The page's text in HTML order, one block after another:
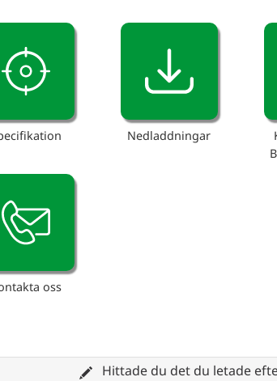
Nedladdningar
oss
Hittade du det du letade